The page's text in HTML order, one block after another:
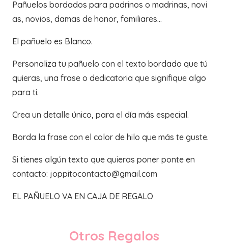
Pañuelos bordados para padrinos o madrinas, novi
as, novios, damas de honor, familiares…
El pañuelo es Blanco.
Personaliza tu pañuelo con el texto bordado que tú
quieras, una frase o dedicatoria que signifique algo
para ti.
Crea un detalle único, para el día más especial.
Borda la frase con el color de hilo que más te guste.
Si tienes algún texto que quieras poner ponte en
contacto: joppitocontacto@gmail.com
EL PAÑUELO VA EN CAJA DE REGALO
Otros Regalos